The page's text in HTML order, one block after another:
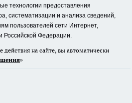
технологии предоставления
систематизации и анализа сведений,
пользователей сети Интернет,
Российской Федерации.
на сайте, вы автоматически
»